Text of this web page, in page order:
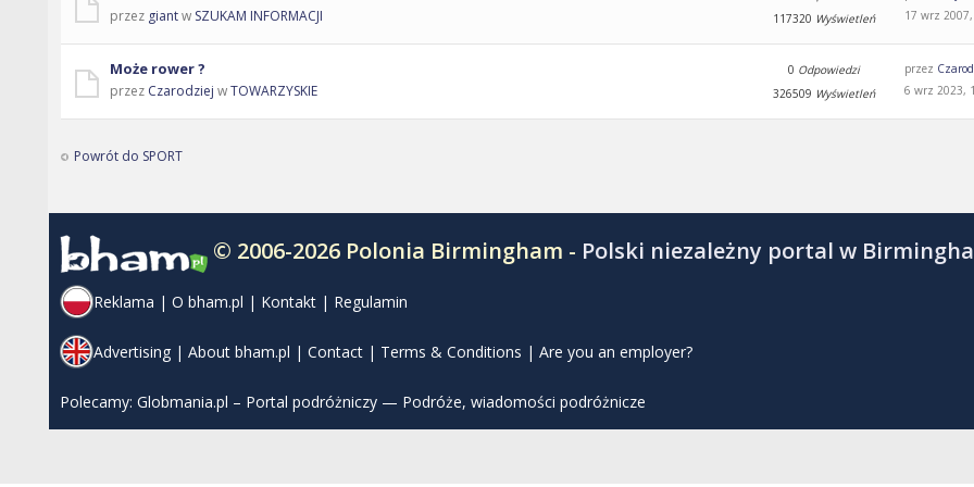
przez giantw SZUKAM INFORMACJI
117320 Wyświetleń
17 wrz
Może rower ?
przez Czarodziej wTOWARZYSKIE
0 Odpowiedzi
326509 Wyświetleń
przez
6 wrz 2023,
Powrót do SPORT
© 2006-2026 Polonia Birmingham - Polski niezależny portal w
Reklama | O bham.pl | Kontakt | Regulamin
Advertising | About bham.pl | Contact | Terms & Conditions | Are you an employer?
Polecamy: Globmania.pl – Portal podróżniczy — Podróże, wiadomości podróżnicze